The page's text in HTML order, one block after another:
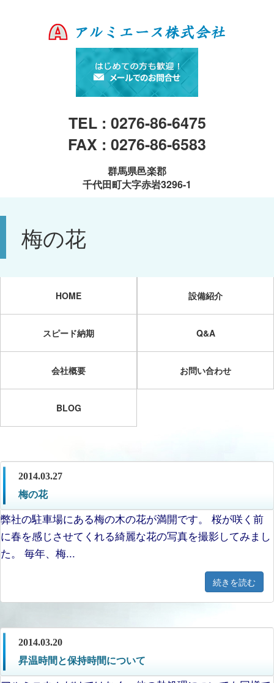
TEL : 0276-86-6475
FAX : 0276-86-6583
群馬県邑楽郡
千代田町大字赤岩3296-1
梅の花
HOME 設備紹介
スピード納期 Q&A
会社概要 お問い合わせ
BLOG
2014.03.27
梅の花
弊社の駐車場にある梅の木の花が満開です。 桜が咲く前
に春を感じさせてくれる綺麗な花の写真を撮影してみまし
た。 毎年、梅...
続きを読む
2014.03.20
昇温時間と保持時間について